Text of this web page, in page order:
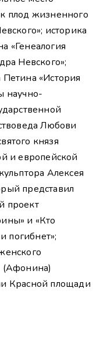
плод жизненного
историка
«Генеалогия
Невского»;
«История
научно-
Любови
князя
и европейской
Алексея
представил
проект
и «Кто
погибнет»;
(Афонина)
Красной площади